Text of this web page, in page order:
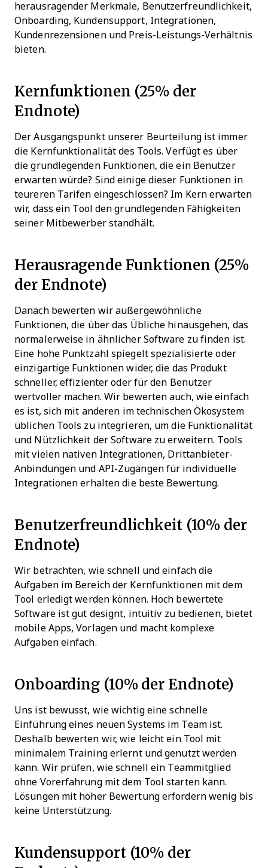
herausragender Merkmale, Benutzerfreundlichkeit,
Onboarding, Kundensupport, Integrationen,
Kundenrezensionen und Preis-Leistungs-Verhältnis
bieten.
Kernfunktionen (25% der
Endnote)
Der Ausgangspunkt unserer Beurteilung ist immer
die Kernfunktionalität des Tools. Verfügt es über
die grundlegenden Funktionen, die ein Benutzer
erwarten würde? Sind einige dieser Funktionen in
teureren Tarifen eingeschlossen? Im Kern erwarten
wir, dass ein Tool den grundlegenden Fähigkeiten
seiner Mitbewerber standhält.
Herausragende Funktionen (25%
der Endnote)
Danach bewerten wir außergewöhnliche
Funktionen, die über das Übliche hinausgehen, das
normalerweise in ähnlicher Software zu finden ist.
Eine hohe Punktzahl spiegelt spezialisierte oder
einzigartige Funktionen wider, die das Produkt
schneller, effizienter oder für den Benutzer
wertvoller machen. Wir bewerten auch, wie einfach
es ist, sich mit anderen im technischen Ökosystem
üblichen Tools zu integrieren, um die Funktionalität
und Nützlichkeit der Software zu erweitern. Tools
mit vielen nativen Integrationen, Drittanbieter-
Anbindungen und API-Zugängen für individuelle
Integrationen erhalten die beste Bewertung.
Benutzerfreundlichkeit (10% der
Endnote)
Wir betrachten, wie schnell und einfach die
Aufgaben im Bereich der Kernfunktionen mit dem
Tool erledigt werden können. Hoch bewertete
Software ist gut designt, intuitiv zu bedienen, bietet
mobile Apps, Vorlagen und macht komplexe
Aufgaben einfach.
Onboarding (10% der Endnote)
Uns ist bewusst, wie wichtig eine schnelle
Einführung eines neuen Systems im Team ist.
Deshalb bewerten wir, wie leicht ein Tool mit
minimalem Training erlernt und genutzt werden
kann. Wir prüfen, wie schnell ein Teammitglied
ohne Vorerfahrung mit dem Tool starten kann.
Lösungen mit hoher Bewertung erfordern wenig bis
keine Unterstützung.
Kundensupport (10% der